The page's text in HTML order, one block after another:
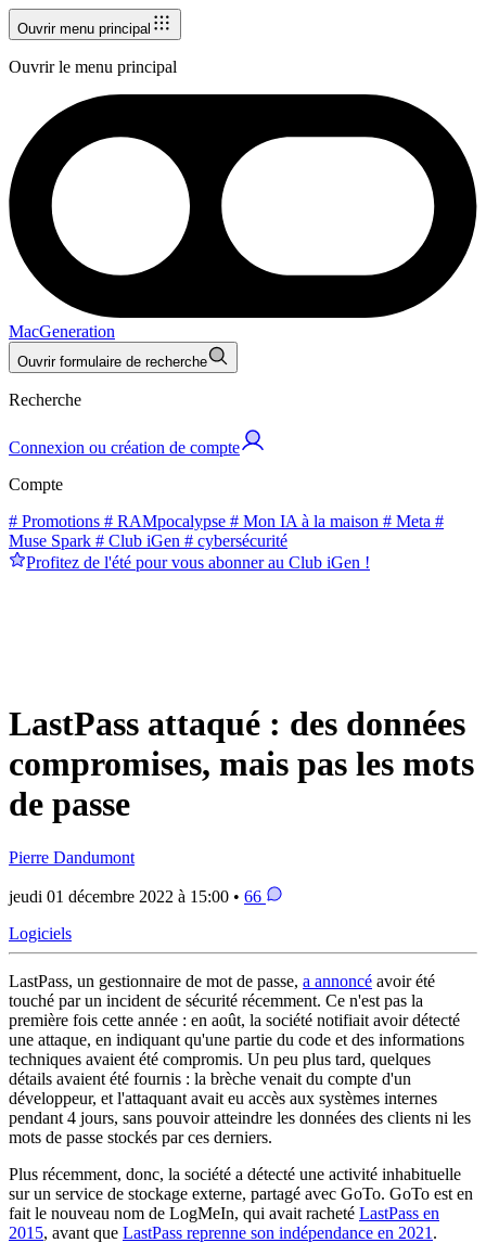
Ouvrir menu principal
Ouvrir le menu principal
MacGeneration
Ouvrir formulaire de recherche
Recherche
Connexion ou création de compte
Compte
# Promotions # RAMpocalypse # Mon IA à la maison # Meta #
Muse Spark # Club iGen # cybersécurité
Profitez de l'été pour vous abonner au Club iGen !
LastPass attaqué : des données
compromises, mais pas les mots
de passe
Pierre Dandumont
jeudi 01 décembre 2022 à 15:00 • 66
Logiciels
LastPass, un gestionnaire de mot de passe, a annoncé avoir été
touché par un incident de sécurité récemment. Ce n'est pas la
première fois cette année : en août, la société notifiait avoir détecté
une attaque, en indiquant qu'une partie du code et des informations
techniques avaient été compromis. Un peu plus tard, quelques
détails avaient été fournis : la brèche venait du compte d'un
développeur, et l'attaquant avait eu accès aux systèmes internes
pendant 4 jours, sans pouvoir atteindre les données des clients ni les
mots de passe stockés par ces derniers.
Plus récemment, donc, la société a détecté une activité inhabituelle
sur un service de stockage externe, partagé avec GoTo. GoTo est en
fait le nouveau nom de LogMeIn, qui avait racheté LastPass en
2015, avant que LastPass reprenne son indépendance en 2021 .